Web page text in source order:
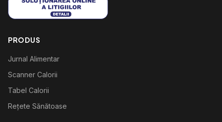
PRODUS
Jurnal Alimentar
Scanner Calorii
Tabel Calorii
Rețete Sănătoase